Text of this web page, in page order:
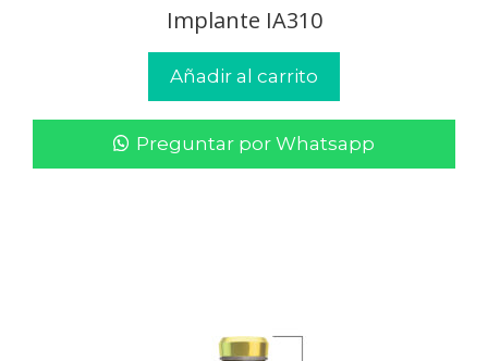
Implante IA310
Añadir al carrito
Preguntar por Whatsapp